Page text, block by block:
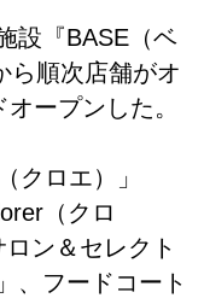
設『BASE（ベ
ら順次店舗がオ
ープンした。
クロエ）」
（クロ
ン＆セレクト
、フードコート